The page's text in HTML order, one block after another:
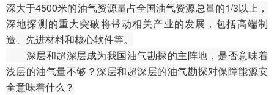
深大于4500米的油气资源量占全国油气资源总量的1/3以上，
深地探测的重大突破将带动相关产业的发展，包括高端制
造、先进材料和核心软件等。
深层和超深层成为我国油气勘探的主阵地，是否意味着
浅层的油气量不够？深层和超深层的油气勘探对保障能源安
全意味着什么？